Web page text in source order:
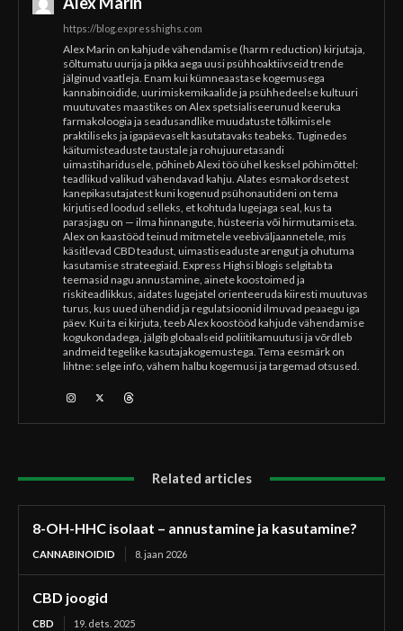
https://blog.expresshighs.com
Alex Marin on kahjude vähendamise (harm reduction) kirjutaja,
sõltumatu uurija ja pikka aega uusi psühhoaktiivseid trende
jälginud vaatleja. Enam kui kümneaastase kogemusega
kannabinoidide, uurimiskemikaalide ja psühhedeelse kultuuri
muutuvates maastikes on Alex spetsialiseerunud keeruka
farmakoloogia ja seadusandlike muudatuste tõlkimisele
praktiliseks ja igapäevaselt kasutatavaks teabeks. Tuginedes
käitumisteaduste taustale ja rohujuuretasandi
uimastiharidusele, põhineb Alexi töö ühel kesksel põhimõttel:
teadlikud valikud vähendavad kahju. Alates esmakordsetest
kanepikasutajatest kuni kogenud psühonautideni on tema
kirjutised loodud selleks, et kohtuda lugejaga seal, kus ta
parasjagu on — ilma hinnangute, hüsteeria või hirmutamiseta.
Alex on kaastööd teinud mitmetele veebiväljaannetele, mis
käsitlevad CBD teadust, uimastiseaduste arengut ja ohutuma
kasutamise strateegiaid. Express Highsi blogis selgitab ta
teemasid nagu annustamine, ainete koostoimed ja
riskiteadlikkus, aidates lugejatel orienteeruda kiiresti muutuvas
turus, kus uued ühendid ja regulatsioonid ilmuvad peaaegu iga
päev. Kui ta ei kirjuta, teeb Alex koostööd kahjude vähendamise
kogukondadega, jälgib globaalseid poliitikamuutusi ja võrdleb
andmeid tegelike kasutajakogemustega. Tema eesmärk on
lihtne: selge info, vähem halbu kogemusi ja targemad otsused.
Related articles
8-OH-HHC isolaat – annustamine ja kasutamine?
CANNABINOIDID 8. jaan 2026
CBD joogid
CBD 19. dets. 2025